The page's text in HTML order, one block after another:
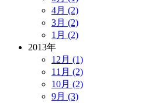
4月 (2)
3月 (2)
1月 (2)
2013年
12月 (1)
11月 (2)
10月 (2)
9月 (3)